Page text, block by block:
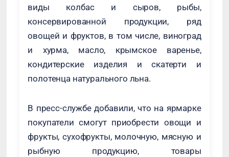
виды колбас и сыров, рыбы,
консервированной продукции, ряд
овощей и фруктов, в том числе, виноград
и хурма, масло, крымское варенье,
кондитерские изделия и скатерти и
полотенца натурального льна.
В пресс-службе добавили, что на ярмарке
покупатели смогут приобрести овощи и
фрукты, сухофрукты, молочную, мясную и
рыбную продукцию, товары